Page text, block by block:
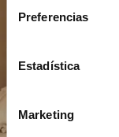
Preferencias
Estadística
Marketing